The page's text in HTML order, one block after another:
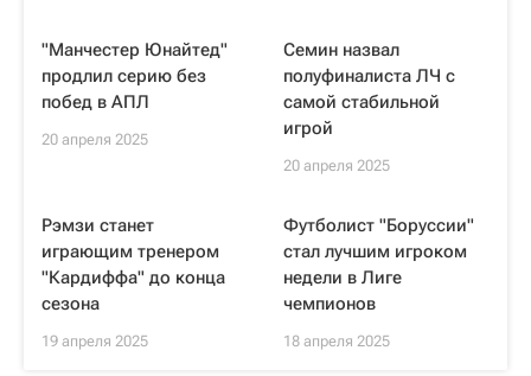
"Манчестер Юнайтед"
продлил серию без
побед в АПЛ
20 апреля 2025
Семин назвал
полуфиналиста ЛЧ с
самой стабильной
игрой
20 апреля 2025
Рэмзи станет
играющим тренером
"Кардиффа" до конца
сезона
19 апреля 2025
Футболист "Боруссии"
стал лучшим игроком
недели в Лиге
чемпионов
18 апреля 2025